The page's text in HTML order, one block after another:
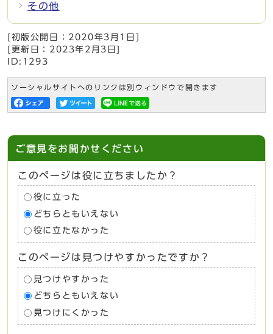
その他
[初版公開日： 2020年3月1日 ]
[更新日： 2023年2月3日]
ID:1293
ソーシャルサイトへのリンクは別ウィンドウで開きます
ご意見をお聞かせください
このページは役に立ちましたか？
役に立った
どちらともいえない
役に立たなかった
このページは見つけやすかったですか？
見つけやすかった
どちらともいえない
見つけにくかった